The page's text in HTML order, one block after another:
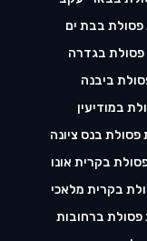
פסולת בבת ים
פסולת בגדרה
ביבנה
במודיעין
פסולת בנס ציונה
בקרית אונו
בקרית מלאכי
פסולת ברחובות